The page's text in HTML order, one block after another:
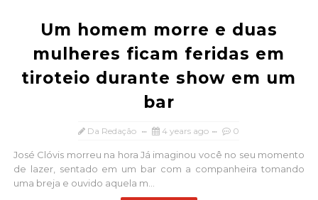
Um homem morre e duas
mulheres ficam feridas em
tiroteio durante show em um
bar
Da Redação 4 years ago 0
José Clóvis morreu na hora Já imaginou você no seu momento
de lazer, sentado em um bar com a companheira tomando
uma breja e ouvido aquela m...